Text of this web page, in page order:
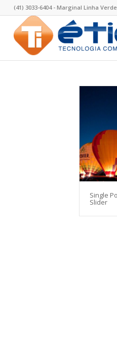
(41) 3033-6404 - Marginal Linha
Single
Slider